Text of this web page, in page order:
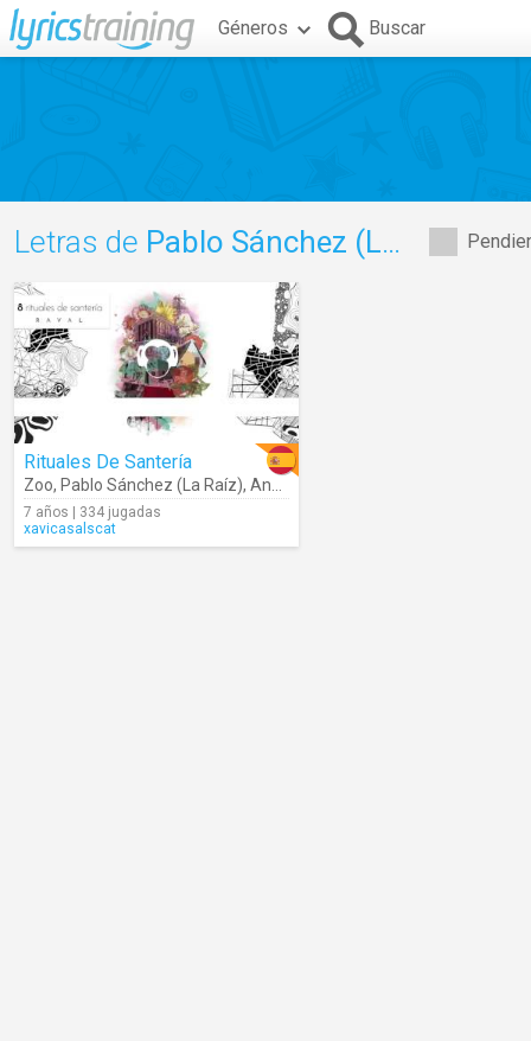
Géneros Buscar
Letras de Pablo Sánchez (La Raíz)
Rituales De Santería
Zoo, Pablo Sánchez (La Raíz), Annie Garcés
7 años | 334 jugadas
xavicasalscat